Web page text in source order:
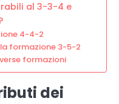
al 3-3-4 e
4-4-2
formazione 3-5-2
formazioni
dei